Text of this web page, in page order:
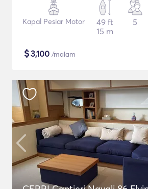
Kapal Pesiar Motor
49 ft
15 m
5
$3,100 /malam